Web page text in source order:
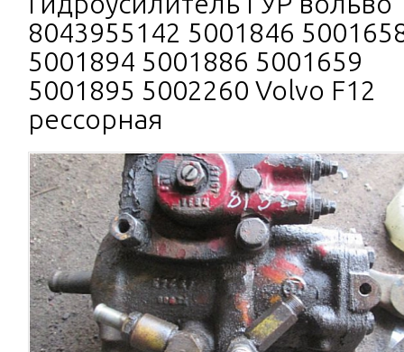
8043955142 5001846
5001894 5001886 5001659
5001895 5002260 Volvo F12
рессорная